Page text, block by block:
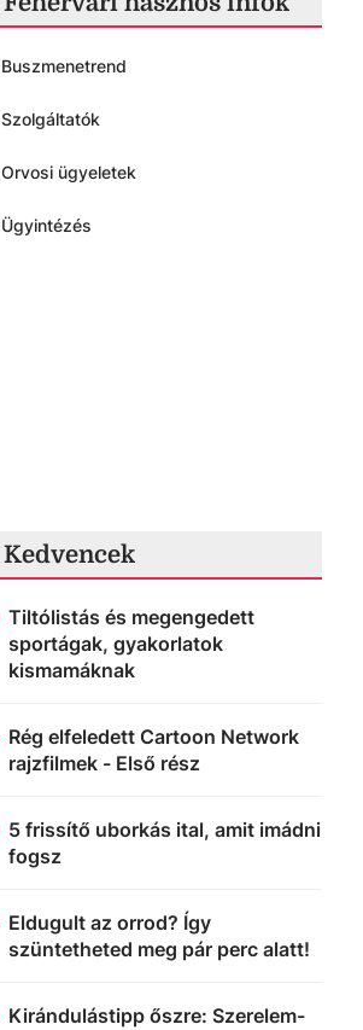
Buszmenetrend
Szolgáltatók
Orvosi ügyeletek
Ügyintézés
Kedvencek
Tiltólistás és megengedett
sportágak, gyakorlatok
kismamáknak
Rég elfeledett Cartoon Network
rajzfilmek - Első rész
5 frissítő uborkás ital, amit imádni
fogsz
Eldugult az orrod? Így
szüntetheted meg pár perc alatt!
Kirándulástipp őszre: Szerelem-